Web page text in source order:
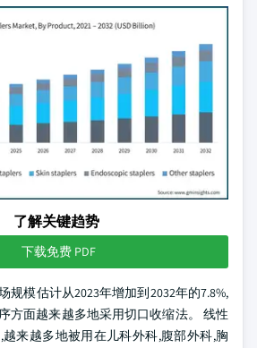
了解关键趋势
下载免费 PDF
规模估计从2023年增加到2032年的7.8%,
方面越来越多地采用切口收缩法。 线性
来越多地被用在儿科外科,腹部外科,胸